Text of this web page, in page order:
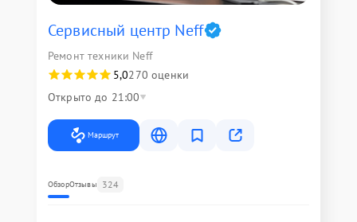
Сервисный центр Neff
Ремонт техники Neff
5,0270 оценки
Открыто до 21:00
Маршрут
ОбзорОтзывы 324